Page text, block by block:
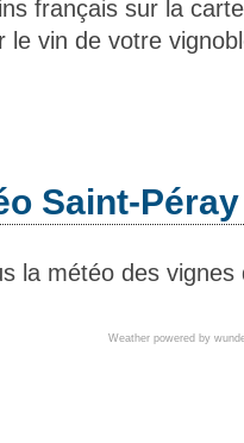
français sur la
le vin de votre
Saint-
la météo des
Weather powered by